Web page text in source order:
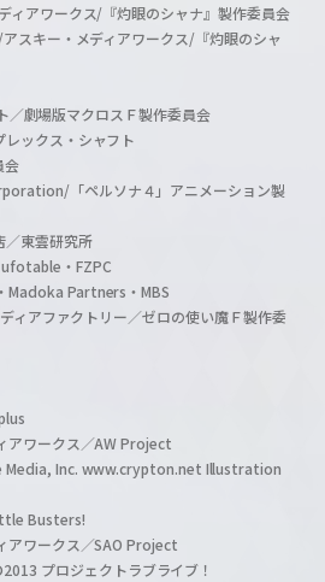
ィアワークス/『灼眼のシャナ』製作委員会
スキー・メディアワークス/『灼眼のシャ
劇場版マクロスＦ製作委員会
ックス・シャフト
会
「ペルソナ４」アニメーション製
東雲研究所
・FZPC
Partners・MBS
ィアファクトリー／ゼロの使い魔Ｆ製作委
アワークス／AW Project
Inc. www.crypton.net Illustration
Busters!
アワークス／SAO Project
プロジェクトラブライブ！